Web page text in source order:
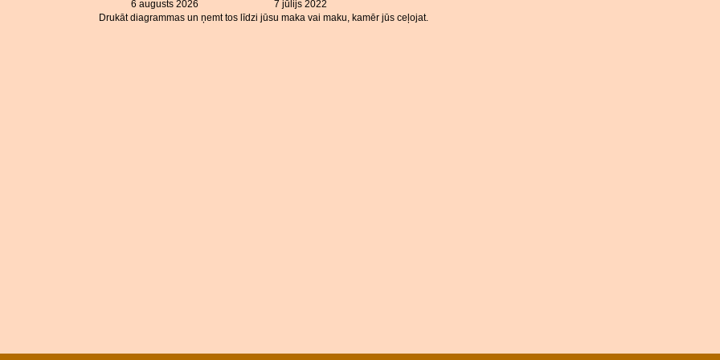
6 augusts 2026
7 jūlijs 2022
Drukāt diagrammas un ņemt tos līdzi jūsu maka vai maku, kamēr jūs ceļojat.